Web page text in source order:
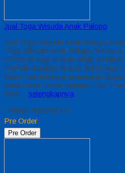
Jual Toga Wisuda Anak Palopo
Jual Toga Wisuda Anak Palopo
Toga Wisuda Anak Palopo
Promosi toga wisuda anak komplet
memiliki kualitas terbaik, kami kasih
Kami memberinya penawaran
Anak Umur Dasar dengan Fitur
Kain… selengkapnya
*Harga Hubungi CS
Pre Order
Pre Order